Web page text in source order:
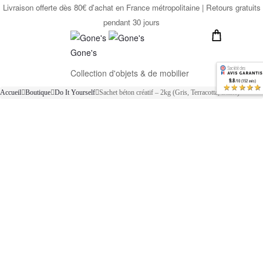
Livraison offerte dès 80€ d'achat en France métropolitaine | Retours gratuits
pendant 30 jours
Gone's
Collection d'objets & de mobilier
Accueil Boutique Do It Yourself Sachet béton créatif – 2kg (Gris, Terracotta, Blanc)
9.8/10 (152 avis)
★★★★★